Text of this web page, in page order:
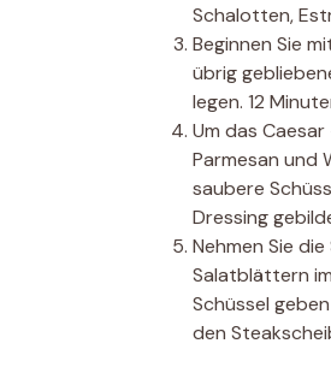
Schalotten,
Beginnen Sie
übrig
legen. 12
Um das Caesar
Parmesan und
saubere
Dressing
Nehmen Sie
Salatblättern
Schüssel
den